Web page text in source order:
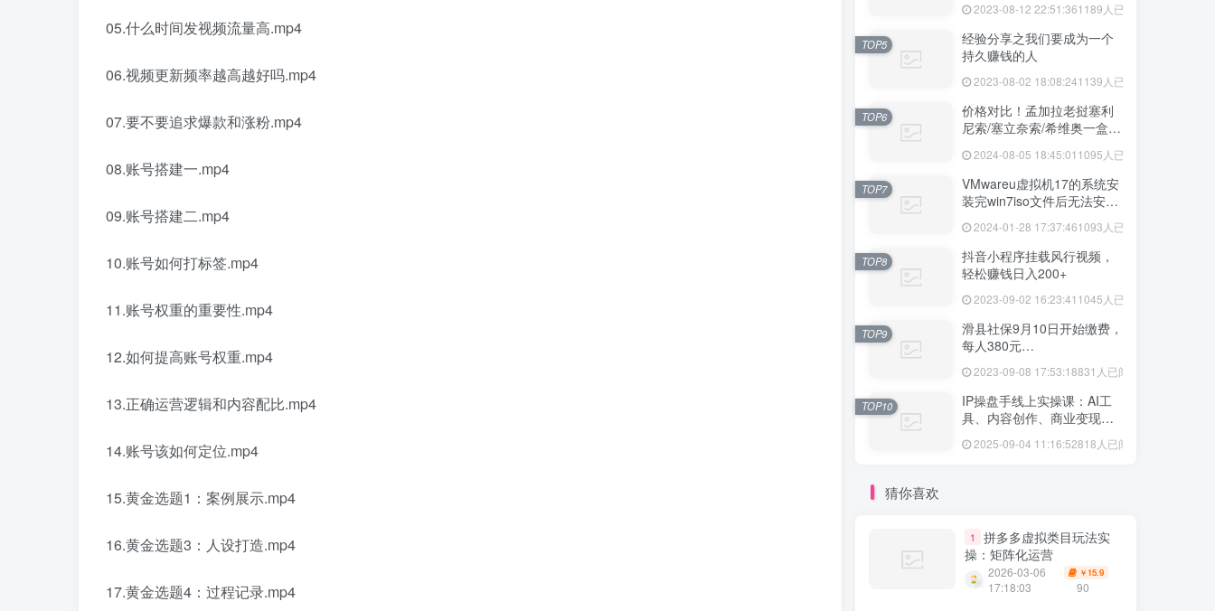
05.什么时间发视频流量高.mp4
06.视频更新频率越高越好吗.mp4
07.要不要追求爆款和涨粉.mp4
08.账号搭建一.mp4
09.账号搭建二.mp4
10.账号如何打标签.mp4
11.账号权重的重要性.mp4
12.如何提高账号权重.mp4
13.正确运营逻辑和内容配比.mp4
14.账号该如何定位.mp4
15.黄金选题1：案例展示.mp4
16.黄金选题3：人设打造.mp4
17.黄金选题4：过程记录.mp4
2023-08-12 22:51:361189人已阅读
经验分享之我们要成为一个
持久赚钱的人
2023-08-02 18:08:241139人已阅读
TOP5
价格对比！孟加拉老挝塞利
尼索/塞立奈索/希维奥一盒价
2024-08-05 18:45:01 1095人已阅读
TOP6
VMwareu虚拟机17的系统安
装完win7iso文件后无法安装
2024-01-28 17:37:461093人已阅读
TOP7
抖音小程序挂载风行视频，
轻松赚钱日入200+
2023-09-02 16:23:41 1045人已阅读
TOP8
滑县社保9月10日开始缴费，
每人380元…
2023-09-08 17:53:18831人已阅读
TOP9
IP操盘手线上实操课：AI工
具、内容创作、商业变现等
2025-09-04 11:16:52818人已阅读
TOP10
猜你喜欢
1
拼多多虚拟类目玩法实
操：矩阵化运营
2026-03-06
17:18:03
￥ 15.9
90